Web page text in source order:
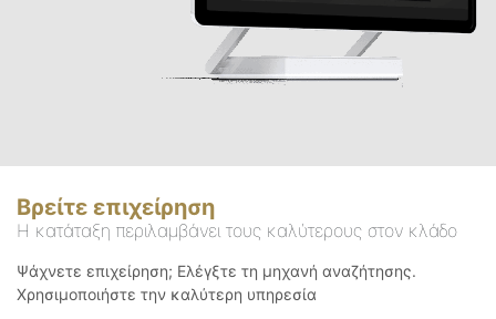
Βρείτε επιχείρηση
Η κατάταξη περιλαμβάνει τους καλύτερους στον κλάδο
Ψάχνετε επιχείρηση; Ελέγξτε τη μηχανή αναζήτησης.
Χρησιμοποιήστε την καλύτερη υπηρεσία